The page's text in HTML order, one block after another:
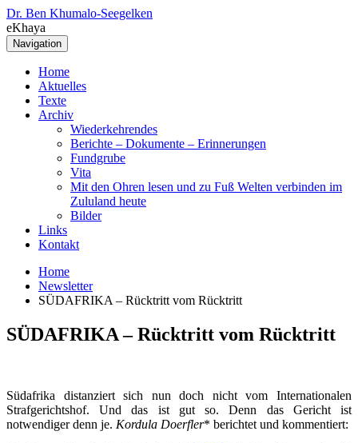
Dr. Ben Khumalo-Seegelken
eKhaya
Navigation
Home
Aktuelles
Texte
Archiv
Wiederkehrendes
Berichte – Dokumente – Erinnerungen
Fundgrube
Vita
Mit den Ohren lesen und zu Fuß Welten verbinden im
Zululand heute
Bilder
Links
Kontakt
Home
Newsletter
SÜDAFRIKA – Rücktritt vom Rücktritt
SÜDAFRIKA – Rücktritt vom Rücktritt
Südafrika distanziert sich nun doch nicht vom Internationalen
Strafgerichtshof. Und das ist gut so. Denn das Gericht ist
notwendiger denn je. Kordula Doerfler* berichtet und kommentiert: